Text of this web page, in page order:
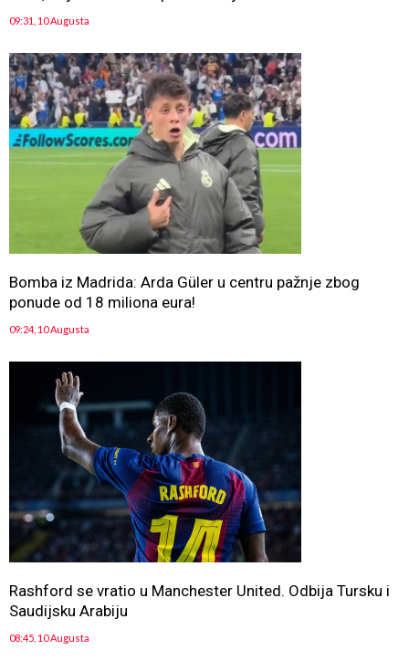
09:31, 10 Augusta
Bomba iz Madrida: Arda Güler u centru pažnje zbog
ponude od 18 miliona eura!
09:24, 10 Augusta
Rashford se vratio u Manchester United. Odbija Tursku i
Saudijsku Arabiju
08:45, 10 Augusta